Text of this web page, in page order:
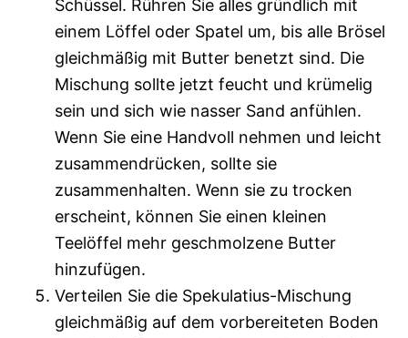
Schüssel. Rühren Sie alles gründlich mit
einem Löffel oder Spatel um, bis alle Brösel
gleichmäßig mit Butter benetzt sind. Die
Mischung sollte jetzt feucht und krümelig
sein und sich wie nasser Sand anfühlen.
Wenn Sie eine Handvoll nehmen und leicht
zusammendrücken, sollte sie
zusammenhalten. Wenn sie zu trocken
erscheint, können Sie einen kleinen
Teelöffel mehr geschmolzene Butter
hinzufügen.
Verteilen Sie die Spekulatius-Mischung
gleichmäßig auf dem vorbereiteten Boden